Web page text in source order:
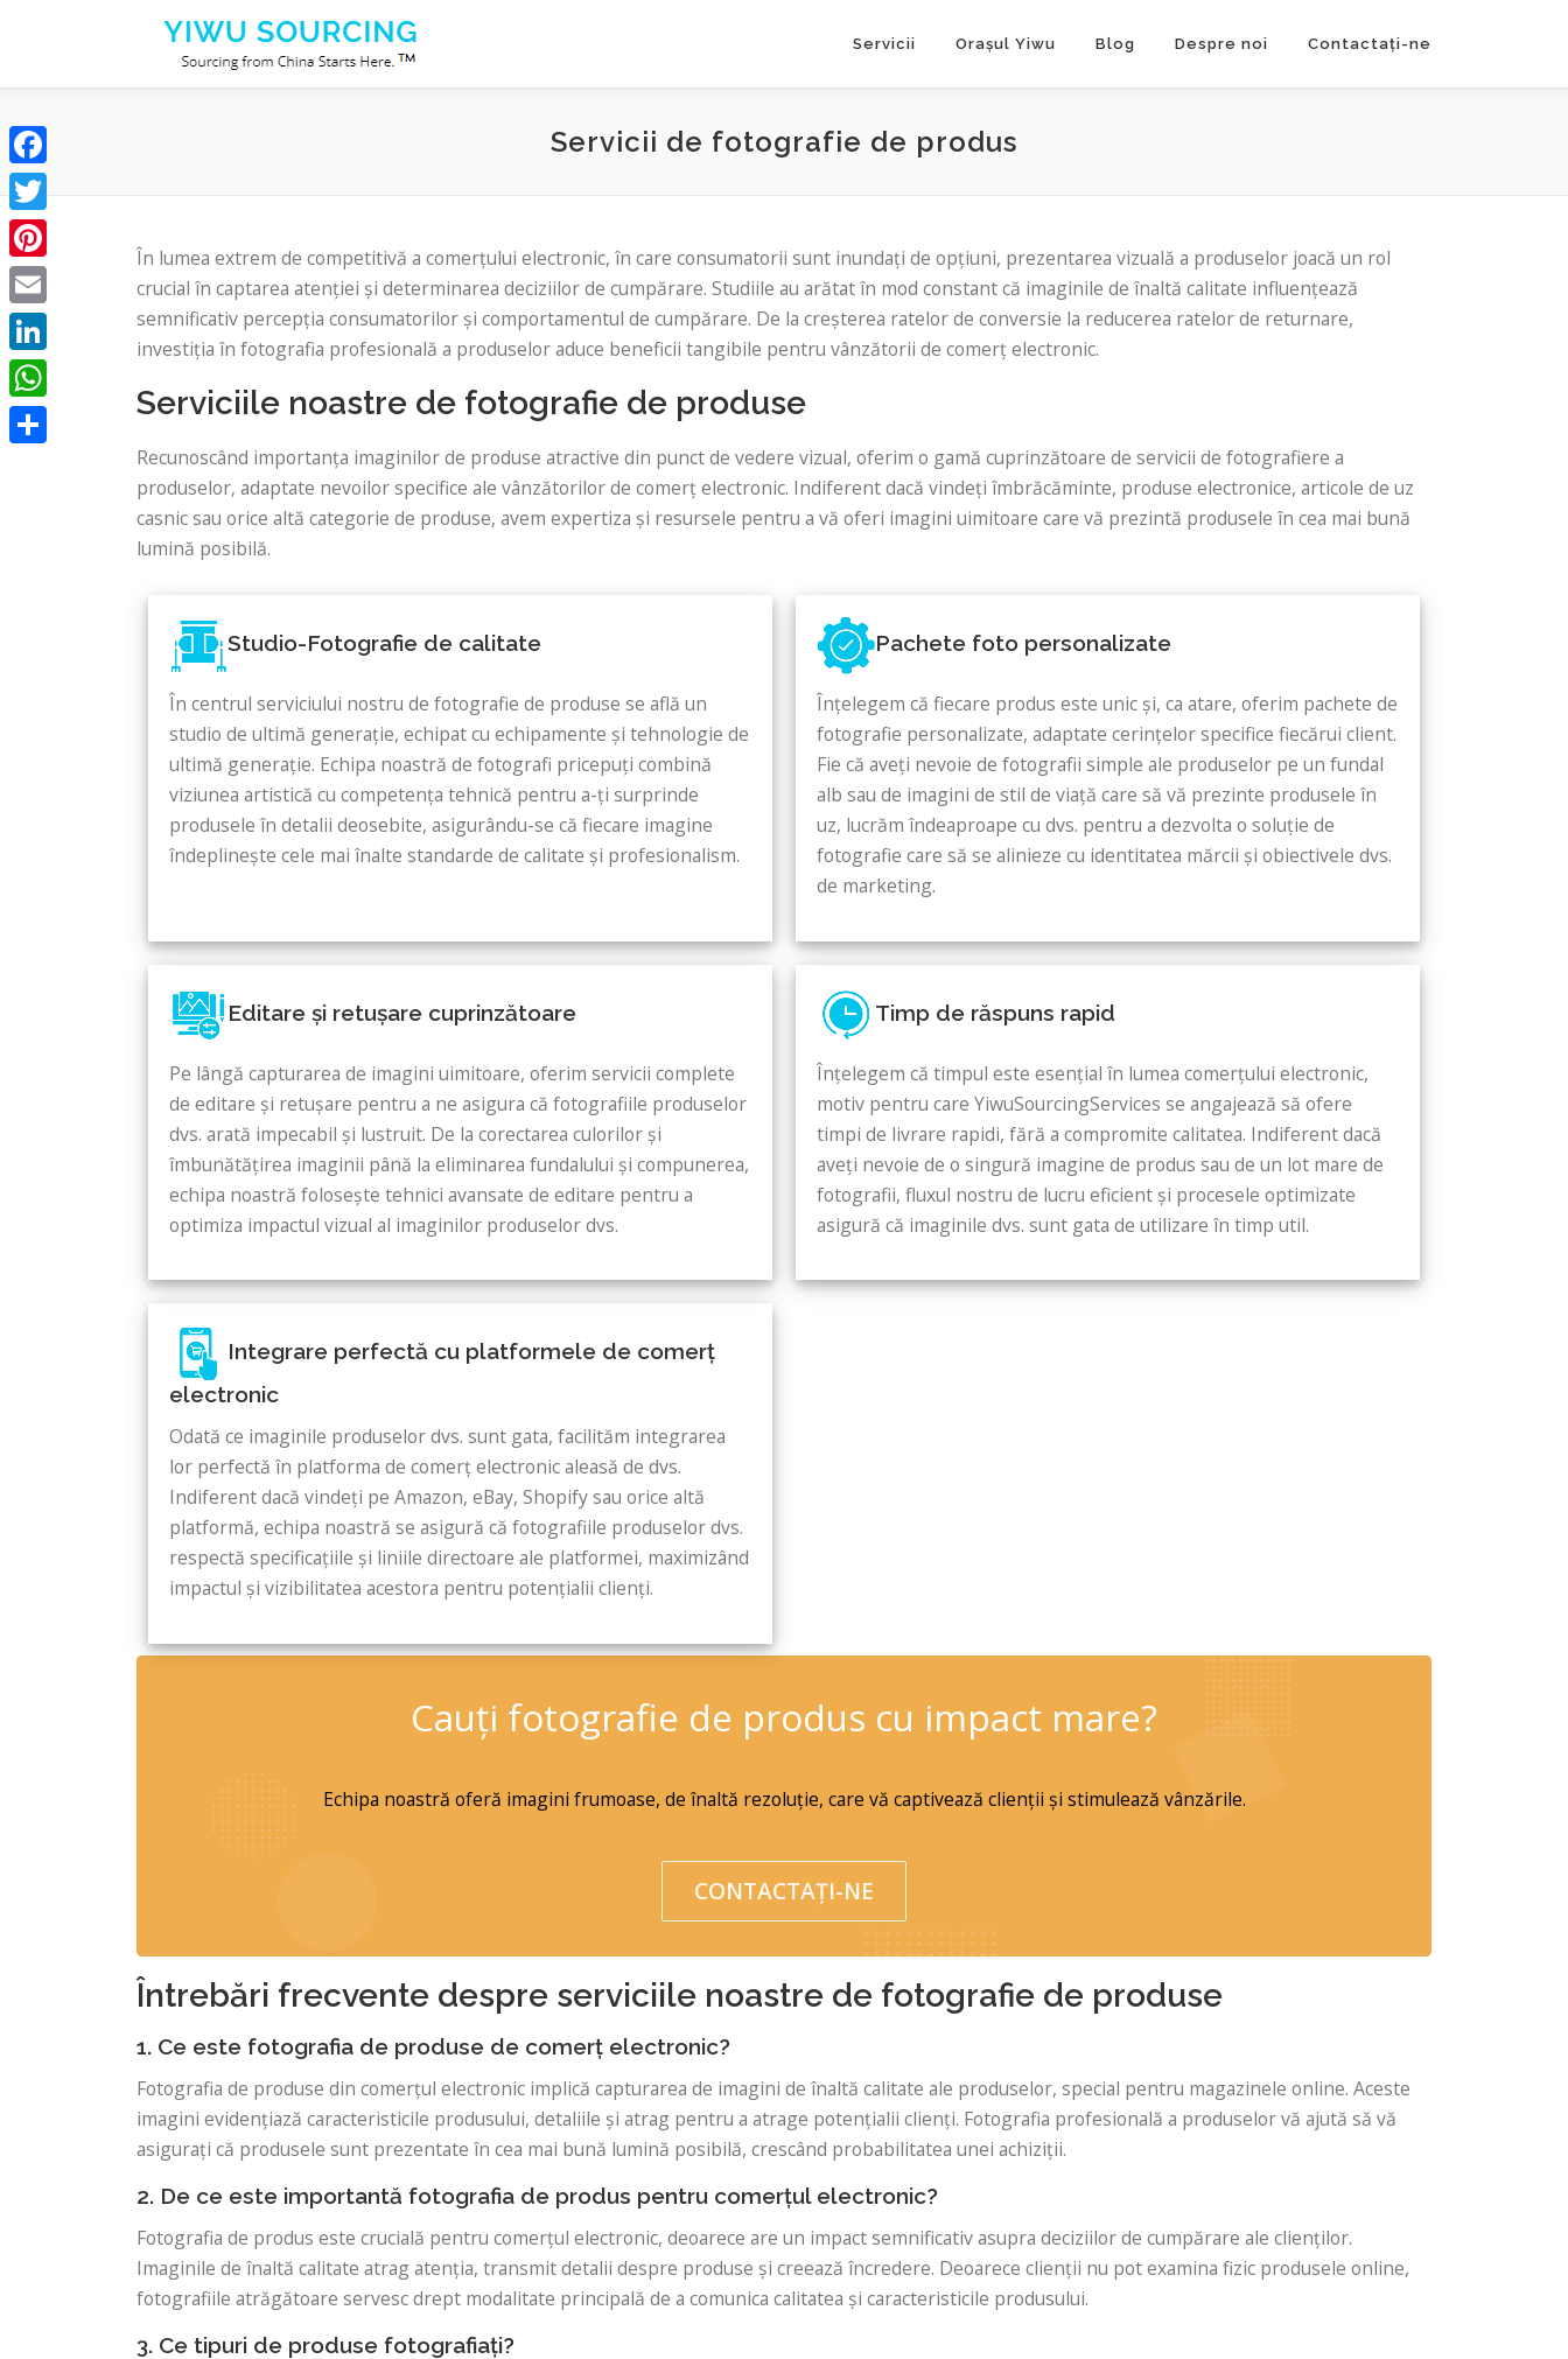
Servicii Orașul Yiwu Blog Despre noi Contactaţi-ne
Servicii de fotografie de produs
În lumea extrem de competitivă a comerțului electronic, în care consumatorii sunt inundați de opțiuni, prezentarea vizuală a produselor joacă un rol
crucial în captarea atenției și determinarea deciziilor de cumpărare. Studiile au arătat în mod constant că imaginile de înaltă calitate influențează
semnificativ percepția consumatorilor și comportamentul de cumpărare. De la creșterea ratelor de conversie la reducerea ratelor de returnare,
investiția în fotografia profesională a produselor aduce beneficii tangibile pentru vânzătorii de comerț electronic.
Serviciile noastre de fotografie de produse
Recunoscând importanța imaginilor de produse atractive din punct de vedere vizual, oferim o gamă cuprinzătoare de servicii de fotografiere a
produselor, adaptate nevoilor specifice ale vânzătorilor de comerț electronic. Indiferent dacă vindeți îmbrăcăminte, produse electronice, articole de uz
casnic sau orice altă categorie de produse, avem expertiza și resursele pentru a vă oferi imagini uimitoare care vă prezintă produsele în cea mai bună
lumină posibilă.
Studio-Fotografie de calitate
În centrul serviciului nostru de fotografie de produse se află un
studio de ultimă generație, echipat cu echipamente și tehnologie de
ultimă generație. Echipa noastră de fotografi pricepuți combină
viziunea artistică cu competența tehnică pentru a-ți surprinde
produsele în detalii deosebite, asigurându-se că fiecare imagine
îndeplinește cele mai înalte standarde de calitate și profesionalism.
Pachete foto personalizate
Înțelegem că fiecare produs este unic și, ca atare, oferim pachete de
fotografie personalizate, adaptate cerințelor specifice fiecărui client.
Fie că aveți nevoie de fotografii simple ale produselor pe un fundal
alb sau de imagini de stil de viață care să vă prezinte produsele în
uz, lucrăm îndeaproape cu dvs. pentru a dezvolta o soluție de
fotografie care să se alinieze cu identitatea mărcii și obiectivele dvs.
de marketing.
Editare și retușare cuprinzătoare
Pe lângă capturarea de imagini uimitoare, oferim servicii complete
de editare și retușare pentru a ne asigura că fotografiile produselor
dvs. arată impecabil și lustruit. De la corectarea culorilor și
îmbunătățirea imaginii până la eliminarea fundalului și compunerea,
echipa noastră folosește tehnici avansate de editare pentru a
optimiza impactul vizual al imaginilor produselor dvs.
Timp de răspuns rapid
Înțelegem că timpul este esențial în lumea comerțului electronic,
motiv pentru care YiwuSourcingServices se angajează să ofere
timpi de livrare rapidi, fără a compromite calitatea. Indiferent dacă
aveți nevoie de o singură imagine de produs sau de un lot mare de
fotografii, fluxul nostru de lucru eficient și procesele optimizate
asigură că imaginile dvs. sunt gata de utilizare în timp util.
Integrare perfectă cu platformele de comerț
electronic
Odată ce imaginile produselor dvs. sunt gata, facilităm integrarea
lor perfectă în platforma de comerț electronic aleasă de dvs.
Indiferent dacă vindeți pe Amazon, eBay, Shopify sau orice altă
platformă, echipa noastră se asigură că fotografiile produselor dvs.
respectă specificațiile și liniile directoare ale platformei, maximizând
impactul și vizibilitatea acestora pentru potențialii clienți.
Cauți fotografie de produs cu impact mare?
Echipa noastră oferă imagini frumoase, de înaltă rezoluție, care vă captivează clienții și stimulează vânzările.
CONTACTAŢI-NE
Întrebări frecvente despre serviciile noastre de fotografie de produse
1. Ce este fotografia de produse de comerț electronic?
Fotografia de produse din comerțul electronic implică capturarea de imagini de înaltă calitate ale produselor, special pentru magazinele online. Aceste
imagini evidențiază caracteristicile produsului, detaliile și atrag pentru a atrage potențialii clienți. Fotografia profesională a produselor vă ajută să vă
asigurați că produsele sunt prezentate în cea mai bună lumină posibilă, crescând probabilitatea unei achiziții.
2. De ce este importantă fotografia de produs pentru comerțul electronic?
Fotografia de produs este crucială pentru comerțul electronic, deoarece are un impact semnificativ asupra deciziilor de cumpărare ale clienților.
Imaginile de înaltă calitate atrag atenția, transmit detalii despre produse și creează încredere. Deoarece clienții nu pot examina fizic produsele online,
fotografiile atrăgătoare servesc drept modalitate principală de a comunica calitatea și caracteristicile produsului.
3. Ce tipuri de produse fotografiați?
Facebook
Twitter
Pinterest
Email
LinkedIn
WhatsApp